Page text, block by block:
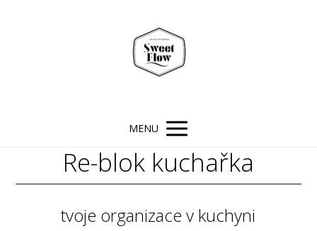
MENU
Re-blok kuchařka
tvoje organizace v kuchyni